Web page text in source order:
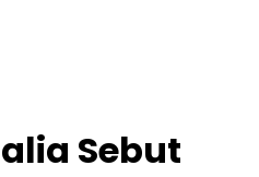
Sebut